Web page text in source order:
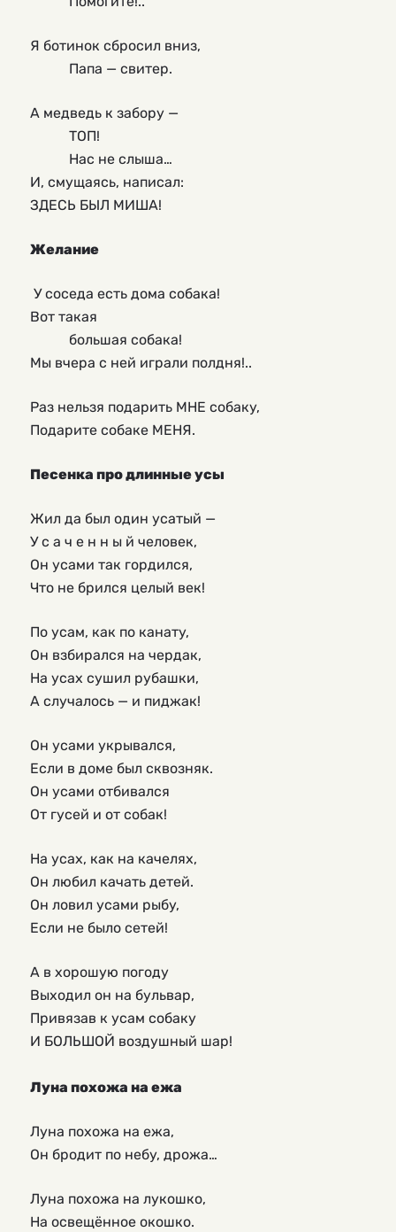
Я ботинок сбросил вниз,
Папа — свитер.
А медведь к забору —
ТОП!
Нас не слыша…
И, смущаясь, написал:
ЗДЕСЬ БЫЛ МИША!
Желание
У соседа есть дома собака!
Вот такая
большая собака!
Мы вчера с ней играли полдня!..
Раз нельзя подарить МНЕ собаку,
Подарите собаке МЕНЯ.
Песенка про длинные усы
Жил да был один усатый —
У с а ч е н н ы й человек,
Он усами так гордился,
Что не брился целый век!
По усам, как по канату,
Он взбирался на чердак,
На усах сушил рубашки,
А случалось — и пиджак!
Он усами укрывался,
Если в доме был сквозняк.
Он усами отбивался
От гусей и от собак!
На усах, как на качелях,
Он любил качать детей.
Он ловил усами рыбу,
Если не было сетей!
А в хорошую погоду
Выходил он на бульвар,
Привязав к усам собаку
И БОЛЬШОЙ воздушный шар!
Луна похожа на ежа
Луна похожа на ежа,
Он бродит по небу, дрожа…
Луна похожа на лукошко,
На освещённое окошко.